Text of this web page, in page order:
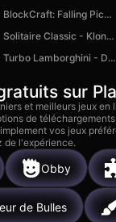
BlockCraft: Falling Pickaxe
Solitaire Classic - Klondike Master
Turbo Lamborghini - DTA 6
sur
et meilleurs jeux en
de
vos jeux
de l'expérience.
Obby
de Bulles